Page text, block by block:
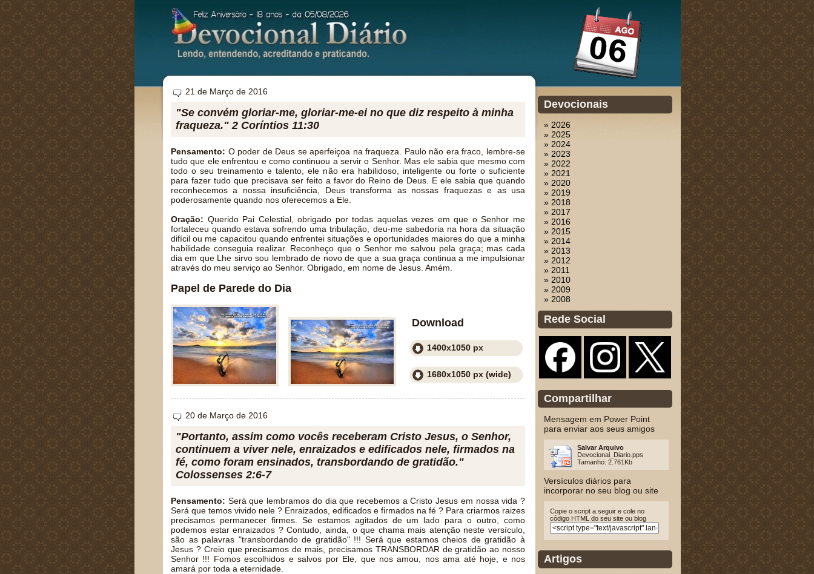
21 de Março de 2016
"Se convém gloriar-me, gloriar-me-ei no que diz respeito à minha
fraqueza." 2 Coríntios 11:30
Pensamento: O poder de Deus se aperfeiçoa na fraqueza. Paulo não era fraco, lembre-se
tudo que ele enfrentou e como continuou a servir o Senhor. Mas ele sabia que mesmo com
todo o seu treinamento e talento, ele não era habilidoso, inteligente ou forte o suficiente
para fazer tudo que precisava ser feito a favor do Reino de Deus. E ele sabia que quando
reconhecemos a nossa insuficiência, Deus transforma as nossas fraquezas e as usa
poderosamente quando nos oferecemos a Ele.
Oração: Querido Pai Celestial, obrigado por todas aquelas vezes em que o Senhor me
fortaleceu quando estava sofrendo uma tribulação, deu-me sabedoria na hora da situação
difícil ou me capacitou quando enfrentei situações e oportunidades maiores do que a minha
habilidade conseguia realizar. Reconheço que o Senhor me salvou pela graça; mas cada
dia em que Lhe sirvo sou lembrado de novo de que a sua graça continua a me impulsionar
através do meu serviço ao Senhor. Obrigado, em nome de Jesus. Amém.
Papel de Parede do Dia
Download
1400x1050 px
1680x1050 px (wide)
20 de Março de 2016
"Portanto, assim como vocês receberam Cristo Jesus, o Senhor,
continuem a viver nele, enraizados e edificados nele, firmados na
fé, como foram ensinados, transbordando de gratidão."
Colossenses 2:6-7
Pensamento: Será que lembramos do dia que recebemos a Cristo Jesus em nossa vida ?
Será que temos vivido nele ? Enraizados, edificados e firmados na fé ? Para criarmos raizes
precisamos permanecer firmes. Se estamos agitados de um lado para o outro, como
podemos estar enraizados ? Contudo, ainda, o que chama mais atenção neste versículo,
são as palavras "transbordando de gratidão" !!! Será que estamos cheios de gratidão à
Jesus ? Creio que precisamos de mais, precisamos TRANSBORDAR de gratidão ao nosso
Senhor !!! Fomos escolhidos e salvos por Ele, que nos amou, nos ama até hoje, e nos
amará por toda a eternidade.
Devocionais
» 2026
» 2025
» 2024
» 2023
» 2022
» 2021
» 2020
» 2019
» 2018
» 2017
» 2016
» 2015
» 2014
» 2013
» 2012
» 2011
» 2010
» 2009
» 2008
Rede Social
Compartilhar
Mensagem em Power Point
para enviar aos seus amigos
Salvar Arquivo
Devocional_Diario.pps
Tamanho: 2.761Kb
Versículos diários para
incorporar no seu blog ou site
Copie o script a seguir e cole no
código HTML do seu site ou blog
Artigos